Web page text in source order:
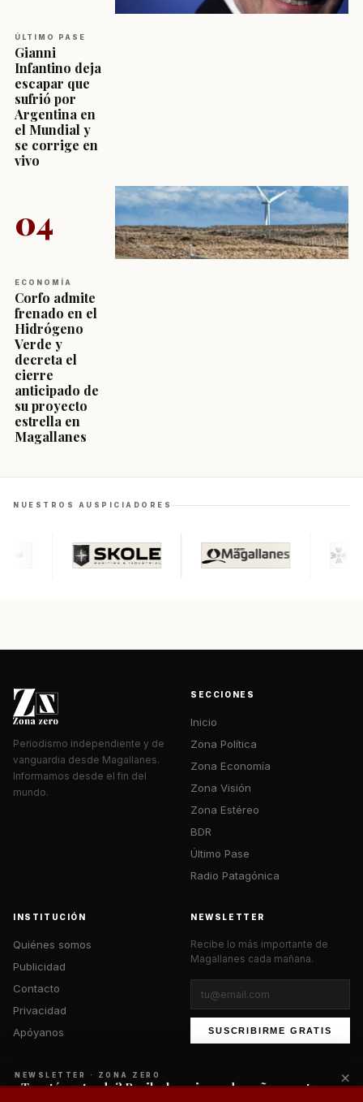
ÚLTIMO PASE
Gianni
Infantino deja
escapar que
sufrió por
Argentina en
el Mundial y
se corrige en
vivo
04
ECONOMÍA
Corfo admite
frenado en el
Hidrógeno
Verde y
decreta el
cierre
anticipado de
su proyecto
estrella en
Magallanes
NUESTROS AUSPICIADORES
Periodismo independiente y de
vanguardia desde Magallanes.
Informamos desde el fin del
mundo.
SECCIONES
Inicio
Zona Política
Zona Economía
Zona Visión
Zona Estéreo
BDR
Último Pase
Radio Patagónica
INSTITUCIÓN
Quiénes somos
Publicidad
Contacto
Privacidad
Apóyanos
NEWSLETTER
Recibe lo más importante de
Magallanes cada mañana.
SUSCRIBIRME GRATIS
NEWSLETTER · ZONA ZERO
¿Te está gustando? Recibe lo mejor cada mañana en tu
×